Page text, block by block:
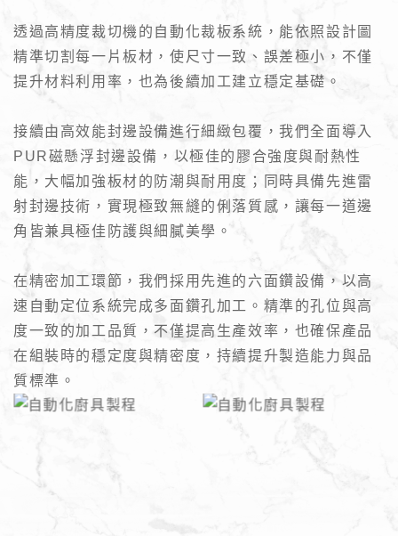
透過高精度裁切機的自動化裁板系統，能依照設計圖
精準切割每一片板材，使尺寸一致、誤差極小，不僅
提升材料利用率，也為後續加工建立穩定基礎。
接續由高效能封邊設備進行細緻包覆，我們全面導入
PUR磁懸浮封邊設備，以極佳的膠合強度與耐熱性
能，大幅加強板材的防潮與耐用度；同時具備先進雷
射封邊技術，實現極致無縫的俐落質感，讓每一道邊
角皆兼具極佳防護與細膩美學。
在精密加工環節，我們採用先進的六面鑽設備，以高
速自動定位系統完成多面鑽孔加工。精準的孔位與高
度一致的加工品質，不僅提高生產效率，也確保產品
在組裝時的穩定度與精密度，持續提升製造能力與品
質標準。